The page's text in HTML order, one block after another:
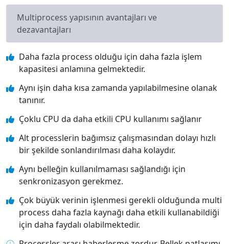
Multiprocess yapısının avantajları ve
dezavantajları
Daha fazla process olduğu için daha fazla işlem
kapasitesi anlamına gelmektedir.
Aynı işin daha kısa zamanda yapılabilmesine olanak
tanınır.
Çoklu CPU da daha etkili CPU kullanımı sağlanır
Alt processlerin bağımsız çalışmasından dolayı hızlı
bir şekilde sonlandırılması daha kolaydır.
Aynı belleğin kullanılmaması sağlandığı için
senkronizasyon gerekmez.
Çok büyük verinin işlenmesi gerekli olduğunda multi
process daha fazla kaynağı daha etkili kullanabildiği
için daha faydalı olabilmektedir.